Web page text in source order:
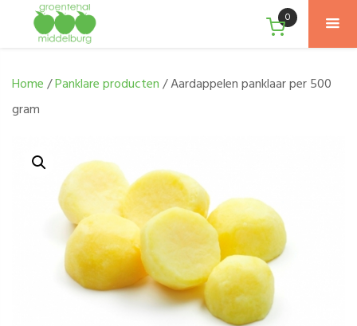
0
Home/Panklare producten/ Aardappelen panklaar per 500
gram